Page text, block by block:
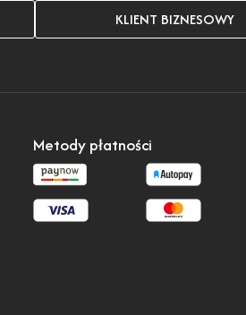
KLIENT BIZNESOWY
Metody płatności